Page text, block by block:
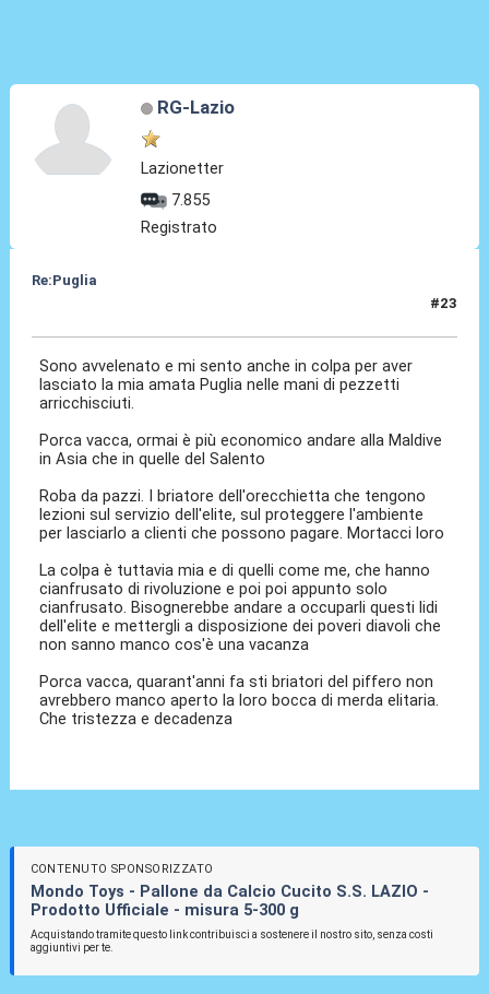
RG-Lazio
Lazionetter
7.855
Registrato
Re:Puglia
#23
Sono avvelenato e mi sento anche in colpa per aver
lasciato la mia amata Puglia nelle mani di pezzetti
arricchisciuti.
Porca vacca, ormai è più economico andare alla Maldive
in Asia che in quelle del Salento
Roba da pazzi. I briatore dell'orecchietta che tengono
lezioni sul servizio dell'elite, sul proteggere l'ambiente
per lasciarlo a clienti che possono pagare. Mortacci loro
La colpa è tuttavia mia e di quelli come me, che hanno
cianfrusato di rivoluzione e poi poi appunto solo
cianfrusato. Bisognerebbe andare a occuparli questi lidi
dell'elite e mettergli a disposizione dei poveri diavoli che
non sanno manco cos'è una vacanza
Porca vacca, quarant'anni fa sti briatori del piffero non
avrebbero manco aperto la loro bocca di merda elitaria.
Che tristezza e decadenza
CONTENUTO SPONSORIZZATO
Mondo Toys - Pallone da Calcio Cucito S.S. LAZIO -
Prodotto Ufficiale - misura 5-300 g
Acquistando tramite questo link contribuisci a sostenere il nostro sito, senza costi
aggiuntivi per te.